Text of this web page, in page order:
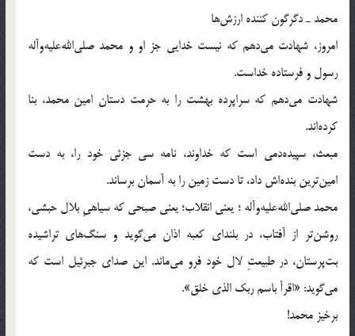
محمد ـ دگرگون کننده ارزش‌ها
امروز، شهادت می‌دهم که نیست خدایی جز او و محمد صلی‌الله‌علیه‌و‌آله
رسول و فرستاده خداست.
شهادت می‌دهم که سراپرده بهشت را به حرمت دستان امین محمد، بنا
کرده‌اند.
مبعث، سپیده‌دمی است که خداوند، نامه سی جزئی خود را، به دست
امین‌ترین بنده‌اش داد، تا دست زمین را به آسمان برساند.
محمد صلی‌الله‌علیه‌و‌آله ؛ یعنی انقلاب؛ یعنی صبحی که سیاهیِ بلال حبشی،
روشن‌تر از آفتاب، در بلندای کعبه اذان می‌گوید و سنگ‌های تراشیده
بت‌پرستان، در طبیعتِ لال خود فرو می‌ماند. این صدای جبرئیل است که
می‌گوید: «اقرأ باسم ربک الذی خلق».
برخیز محمد!